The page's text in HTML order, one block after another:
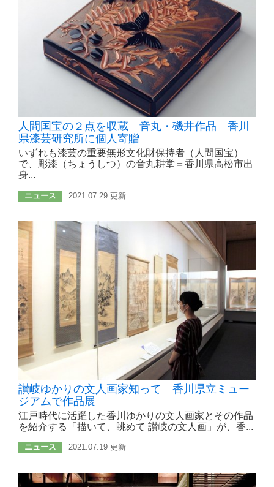
人間国宝の２点を収蔵 音丸・磯井作品 香川
県漆芸研究所に個人寄贈
いずれも漆芸の重要無形文化財保持者（人間国宝）
で、彫漆（ちょうしつ）の音丸耕堂＝香川県高松市出
身...
ニュース 2021.07.29 更新
讃岐ゆかりの文人画家知って 香川県立ミュー
ジアムで作品展
江戸時代に活躍した香川ゆかりの文人画家とその作品
を紹介する「描いて、眺めて 讃岐の文人画」が、香...
ニュース 2021.07.19 更新